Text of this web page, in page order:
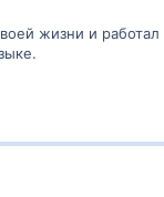
жизни и